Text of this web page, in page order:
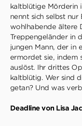
kaltblütige Mörderin
nennt sich selbst nur
wohlhabende ältere
Treppengeländer in
jungen Mann, der in
ermordet sie, indem
auslöst. Ihr drittes
kaltblütig. Wer sind
getan? Und was
Deadline von Lisa